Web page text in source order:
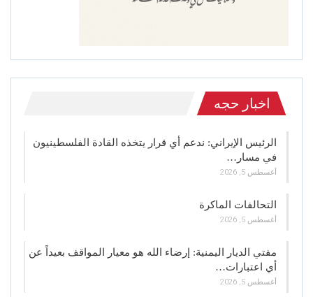
اخبار حجه
الرئيس الإيراني: ندعم أي قرار يتخذه القادة الفلسطينيون
في مسار…
أغسطس 5, 2026
التحالفات الماكرة
أغسطس 5, 2026
مفتي الديار اليمنية: إرضاء الله هو معيار المواقف بعيداً عن
أي اعتبارات…
أغسطس 5, 2026